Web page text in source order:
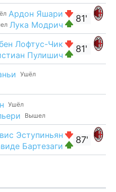
81'
Ардон Яшари
Лука Модрич
81'
Лофтус-Чик
Пулишич
Ушёл
Ушёл
Вышел
87'
Эступиньян
Бартезаги